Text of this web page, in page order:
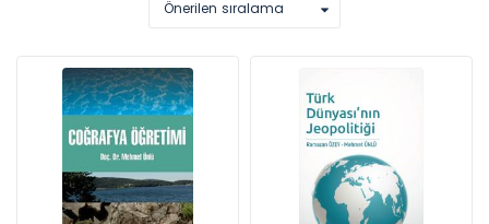
Doğa Bilimleri (1)
Konulara Göre
Eğitim Bilimleri (5)
Coğrafya (1)
Yayınevlerine Göre
Önerilen sıralama